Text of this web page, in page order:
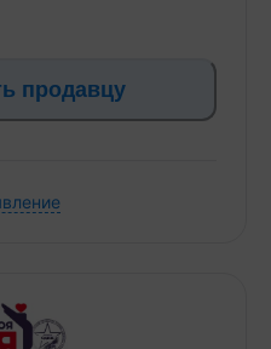
дня. -Просторная
в ярких
свежести и
встроенной техникой –
На полу –
и современной
достаточно
продавцу